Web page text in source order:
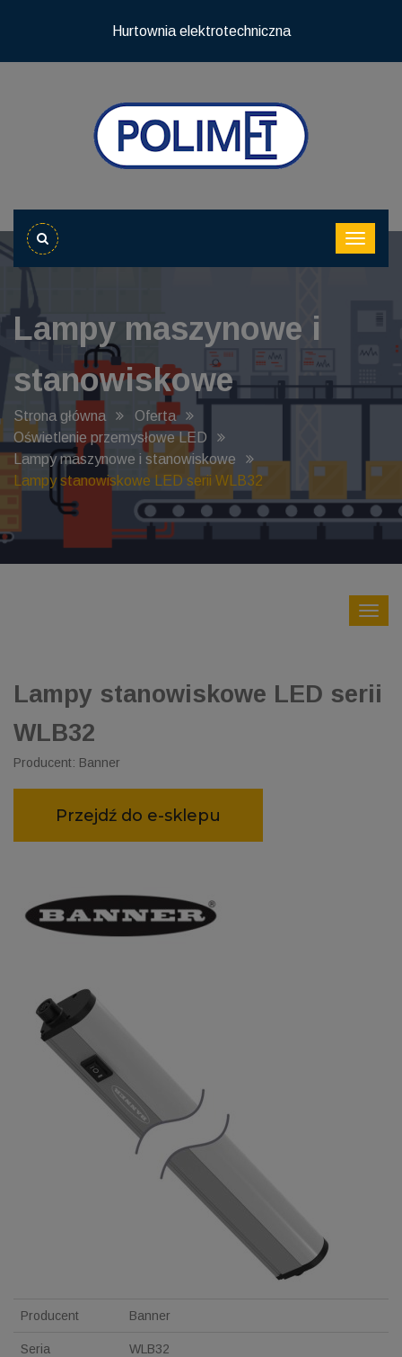
Hurtownia elektrotechniczna
Lampy maszynowe i
stanowiskowe
Strona główna
Oferta
Oświetlenie przemysłowe LED
Lampy maszynowe i stanowiskowe
Lampy stanowiskowe LED serii WLB32
Lampy stanowiskowe LED serii
WLB32
Producent: Banner
Przejdź do e-sklepu
Producent Banner
Seria WLB32